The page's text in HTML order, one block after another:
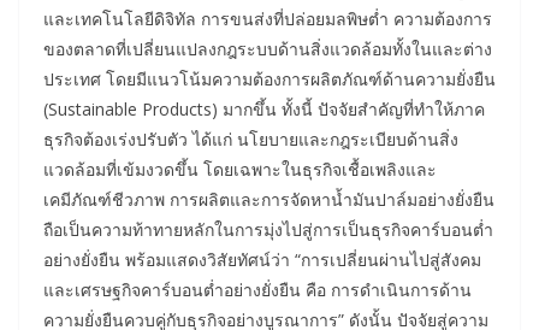
และเทคโนโลยีดิจิทัล การขนส่งที่ปล่อยมลพิษต่ำ ความต้องการ
ของตลาดที่เปลี่ยนแปลงกฎระบบด้านสิ่งแวดล้อมทั้งในและต่าง
ประเทศ โดยมีแนวโน้มความต้องการผลิตภัณฑ์ด้านความยั่งยืน
(Sustainable Products) มากขึ้น ทั้งนี้ ปัจจัยสำคัญที่ทำให้ภาค
ธุรกิจต้องเร่งปรับตัว ได้แก่ นโยบายและกฎระเบียบด้านสิ่ง
แวดล้อมที่เข้มงวดขึ้น โดยเฉพาะในธุรกิจเชื้อเพลิงและ
เคมีภัณฑ์ชีวภาพ การผลิตและการจัดหาน้ำมันปาล์มอย่างยั่งยืน
ถือเป็นความท้าทายหลักในการมุ่งไปสู่การเป็นธุรกิจคาร์บอนต่ำ
อย่างยั่งยืน พร้อมแสดงวิสัยทัศน์ว่า “การเปลี่ยนผ่านไปสู่สังคม
และเศรษฐกิจคาร์บอนต่ำอย่างยั่งยืน คือ การดำเนินการด้าน
ความยั่งยืนควบคู่กับธุรกิจอย่างบูรณาการ” ดังนั้น ปัจจัยสู่ความ